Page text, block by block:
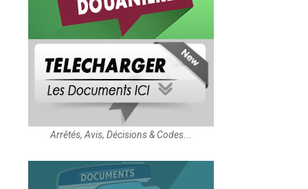
Arrêtés, Avis, Décisions & Codes...